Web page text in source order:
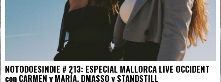
NOTODOESINDIE # 213: ESPECIAL MALLORCA LIVE OCCIDENT
con CARMEN y MARÍA, DMASSO y STANDSTILL